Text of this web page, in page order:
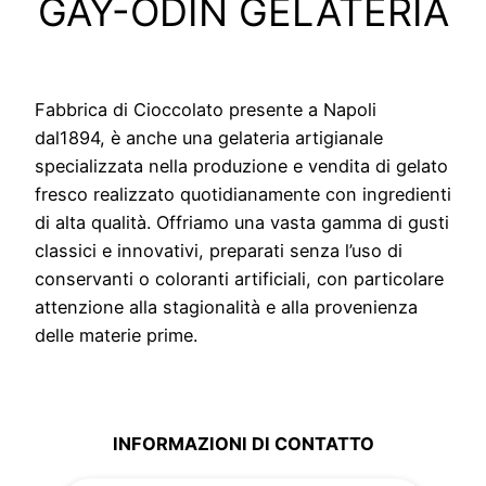
GAY-ODIN GELATERIA
Fabbrica di Cioccolato presente a Napoli
dal1894, è anche una gelateria artigianale
specializzata nella produzione e vendita di gelato
fresco realizzato quotidianamente con ingredienti
di alta qualità. Offriamo una vasta gamma di gusti
classici e innovativi, preparati senza l’uso di
conservanti o coloranti artificiali, con particolare
attenzione alla stagionalità e alla provenienza
delle materie prime.
INFORMAZIONI DI CONTATTO